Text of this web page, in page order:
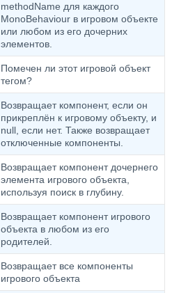
methodName для каждого
MonoBehaviour в игровом объекте
или любом из его дочерних
элементов.
Помечен ли этот игровой объект
тегом?
Возвращает компонент, если он
прикреплён к игровому объекту, и
null, если нет. Также возвращает
отключенные компоненты.
Возвращает компонент дочернего
элемента игрового объекта,
используя поиск в глубину.
Возвращает компонент игрового
объекта в любом из его
родителей.
Возвращает все компоненты
игрового объекта